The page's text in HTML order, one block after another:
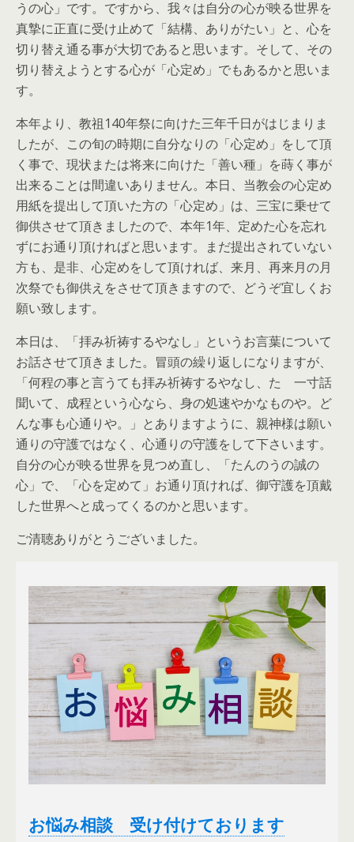
うの心」です。ですから、我々は自分の心が映る世界を
真摯に正直に受け止めて「結構、ありがたい」と、心を
切り替え通る事が大切であると思います。そして、その
切り替えようとする心が「心定め」でもあるかと思いま
す。
本年より、教祖140年祭に向けた三年千日がはじまりま
したが、この旬の時期に自分なりの「心定め」をして頂
く事で、現状または将来に向けた「善い種」を蒔く事が
出来ることは間違いありません。本日、当教会の心定め
用紙を提出して頂いた方の「心定め」は、三宝に乗せて
御供させて頂きましたので、本年1年、定めた心を忘れ
ずにお通り頂ければと思います。まだ提出されていない
方も、是非、心定めをして頂ければ、来月、再来月の月
次祭でも御供えをさせて頂きますので、どうぞ宜しくお
願い致します。
本日は、「拝み祈祷するやなし」というお言葉について
お話させて頂きました。冒頭の繰り返しになりますが、
「何程の事と言うても拝み祈祷するやなし、たゞ一寸話
聞いて、成程という心なら、身の処速やかなものや。ど
んな事も心通りや。」とありますように、親神様は願い
通りの守護ではなく、心通りの守護をして下さいます。
自分の心が映る世界を見つめ直し、「たんのうの誠の
心」で、「心を定めて」お通り頂ければ、御守護を頂戴
した世界へと成ってくるのかと思います。
ご清聴ありがとうございました。
お悩み相談 受け付けております